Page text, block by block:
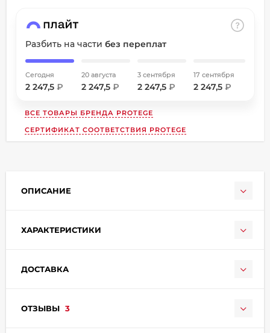
Разбить на части без переплат
Сегодня
2 247,5 ₽
20 августа
2 247,5 ₽
3 сентября
2 247,5 ₽
17 сентября
2 247,5 ₽
ВСЕ ТОВАРЫ БРЕНДА PROTEGE
СЕРТИФИКАТ СООТВЕТСТВИЯ PROTEGE
ОПИСАНИЕ
ХАРАКТЕРИСТИКИ
ДОСТАВКА
ОТЗЫВЫ 3